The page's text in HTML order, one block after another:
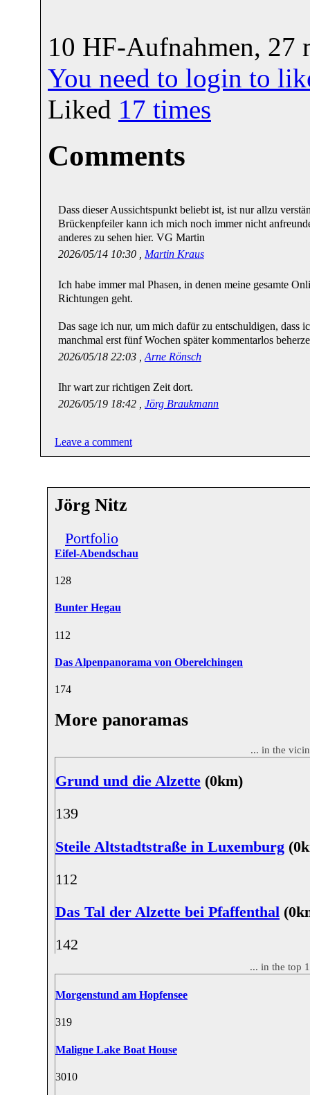
10 HF-Aufnahmen, 27
You need to login to
Liked 17 times
Comments
Dass dieser Aussichtspunkt beliebt ist, ist nur allzu
Brückenpfeiler kann ich mich noch immer nicht
anderes zu sehen hier. VG Martin
2026/05/14 10:30 , Martin Kraus
Ich habe immer mal Phasen, in denen meine gesamte
Richtungen geht.
Das sage ich nur, um mich dafür zu entschuldigen, dass
manchmal erst fünf Wochen später kommentarlos
2026/05/18 22:03 , Arne Rönsch
Ihr wart zur richtigen Zeit dort.
2026/05/19 18:42 , Jörg Braukmann
Leave a comment
Jörg Nitz
Portfolio
Eifel-Abendschau
128
Bunter Hegau
11 2
Das Alpenpanorama von Oberelchingen
174
More panoramas
... in the
Grund und die Alzette (0km)
139
Steile Altstadtstraße in Luxemburg
11 2
Das Tal der Alzette bei Pfaffenthal
142
... in the top
Morgenstund am Hopfensee
319
Maligne Lake Boat House
3010